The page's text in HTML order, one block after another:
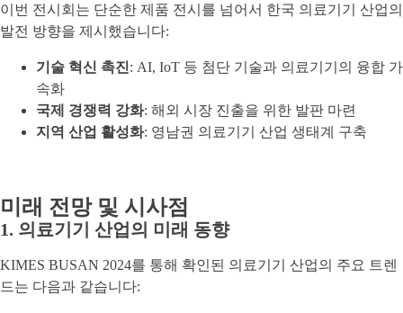
이번 전시회는 단순한 제품 전시를 넘어서 한국 의료기기 산업의
발전 방향을 제시했습니다:
기술 혁신 촉진: AI, IoT 등 첨단 기술과 의료기기의 융합 가
속화
국제 경쟁력 강화: 해외 시장 진출을 위한 발판 마련
지역 산업 활성화: 영남권 의료기기 산업 생태계 구축
미래 전망 및 시사점
1. 의료기기 산업의 미래 동향
KIMES BUSAN 2024를 통해 확인된 의료기기 산업의 주요 트렌
드는 다음과 같습니다: